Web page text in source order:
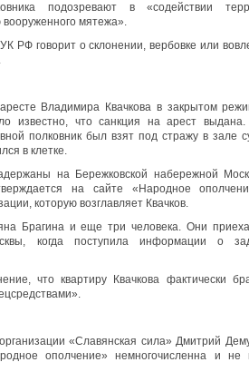
подозревают в «содействии
мятежа».
РФ говорит о склонении, вербовке или
Владимира Квачкова в закрытом
известно, что санкция на арест
полковник был взят под стражу в зале
в клетке.
на Бережковской набережной
на сайте «Народное
которую возглавляет Квачков.
Брагина и еще три человека. Они
когда поступила информации о
что квартиру Квачкова фактически
«Славянская сила» Дмитрий
ополчение» немногочисленна и не